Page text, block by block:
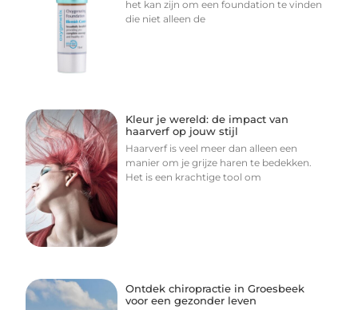
het kan zijn om een foundation te vinden
die niet alleen de
Kleur je wereld: de impact van
haarverf op jouw stijl
Haarverf is veel meer dan alleen een
manier om je grijze haren te bedekken.
Het is een krachtige tool om
Ontdek chiropractie in Groesbeek
voor een gezonder leven